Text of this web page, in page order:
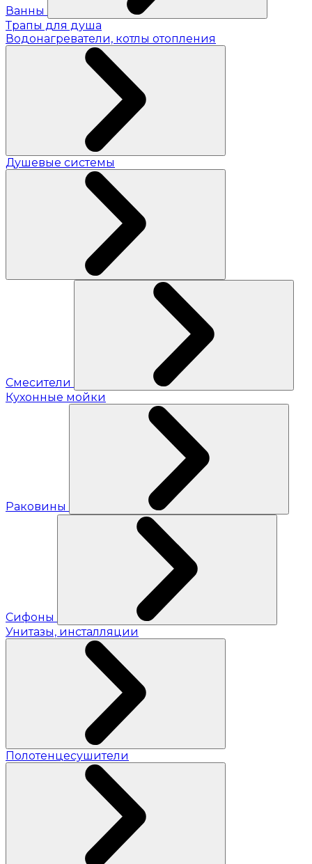
Ванны
Трапы для душа
Водонагреватели, котлы отопления
Душевые системы
Смесители
Кухонные мойки
Раковины
Сифоны
Унитазы, инсталляции
Полотенцесушители